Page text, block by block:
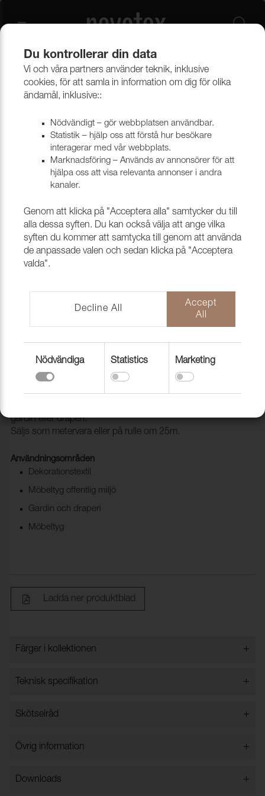
Outlet Möbeltyger
Tyg Icon 1160 Ivory
1012001
gardin eller draperi.
Säljs som metervara eller på rulle om 25m.
Användningsområden
Dekorationstextil
Möbeltyg offentlig miljö
Gardin och draperi
Möbeltyg
Ladda ner produktblad
Färger i kollektionen +
Färger i kollektionen
Teknisk specifikation +
Bredd:
Rullängd (m):
Skötselråd +
Kemtvätt
Tål inte klorblekning
Övrig information +
Downloads +
Du kontrollerar din data
Vi och våra partners använder teknik, inklusive
cookies, för att samla in information om dig för olika
ändamål, inklusive::
Nödvändigt – gör webbplatsen användbar.
Statistik – hjälp oss att förstå hur besökare
interagerar med vår webbplats.
Marknadsföring – Används av annonsörer för att
hjälpa oss att visa relevanta annonser i andra
kanaler.
Genom att klicka på "Acceptera alla" samtycker du till
alla dessa syften. Du kan också välja att ange vilka
syften du kommer att samtycka till genom att använda
de anpassade valen och sedan klicka på "Acceptera
valda".
Decline All
Accept
All
Nödvändiga Statistics Marketing